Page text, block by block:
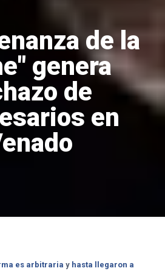
de la
genera
de
en
es arbitraria y hasta llegaron a